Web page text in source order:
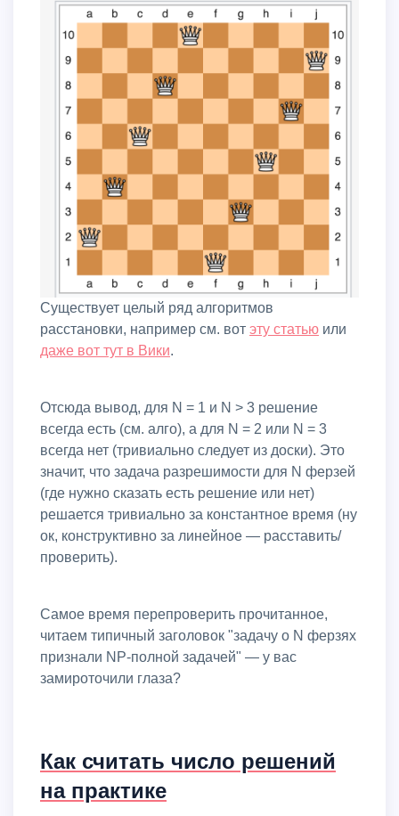
Существует целый ряд алгоритмов
расстановки, например см. вот эту статью или
даже вот тут в Вики.
Отсюда вывод, для N = 1 и N > 3 решение
всегда есть (см. алго), а для N = 2 или N = 3
всегда нет (тривиально следует из доски). Это
значит, что задача разрешимости для N ферзей
(где нужно сказать есть решение или нет)
решается тривиально за константное время (ну
ок, конструктивно за линейное — расставить/
проверить).
Самое время перепроверить прочитанное,
читаем типичный заголовок "задачу о N ферзях
признали NP-полной задачей" — у вас
замироточили глаза?
Как считать число решений
на практике